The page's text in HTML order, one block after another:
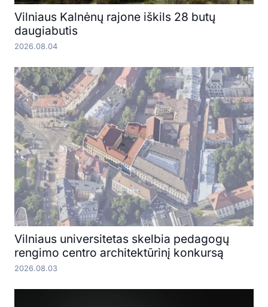
Vilniaus Kalnėnų rajone iškils 28 butų
daugiabutis
2026.08.04
Vilniaus universitetas skelbia pedagogų
rengimo centro architektūrinį konkursą
2026.08.03